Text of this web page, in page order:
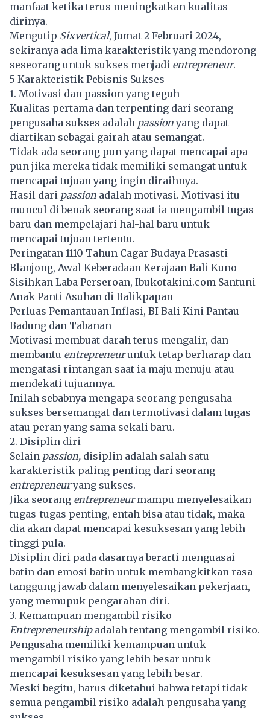
manfaat ketika terus meningkatkan kualitas
dirinya.
Mengutip Sixvertical, Jumat 2 Februari 2024,
sekiranya ada lima karakteristik yang mendorong
seseorang untuk sukses menjadi entrepreneur.
5 Karakteristik Pebisnis Sukses
1. Motivasi dan passion yang teguh
Kualitas pertama dan terpenting dari seorang
pengusaha sukses adalah passionyang dapat
diartikan sebagai gairah atau semangat.
Tidak ada seorang pun yang dapat mencapai apa
pun jika mereka tidak memiliki semangat untuk
mencapai tujuan yang ingin diraihnya.
Hasil dari passion adalah motivasi. Motivasi itu
muncul di benak seorang saat ia mengambil tugas
baru dan mempelajari hal-hal baru untuk
mencapai tujuan tertentu.
Peringatan 1110 Tahun Cagar Budaya Prasasti
Blanjong, Awal Keberadaan Kerajaan Bali Kuno
Sisihkan Laba Perseroan, Ibukotakini.com Santuni
Anak Panti Asuhan di Balikpapan
Perluas Pemantauan Inflasi, BI Bali Kini Pantau
Badung dan Tabanan
Motivasi membuat darah terus mengalir, dan
membantu entrepreneuruntuk tetap berharap dan
mengatasi rintangan saat ia maju menuju atau
mendekati tujuannya.
Inilah sebabnya mengapa seorang pengusaha
sukses bersemangat dan termotivasi dalam tugas
atau peran yang sama sekali baru.
2. Disiplin diri
Selain passion, disiplin adalah salah satu
karakteristik paling penting dari seorang
entrepreneuryang sukses.
Jika seorang entrepreneurmampu menyelesaikan
tugas-tugas penting, entah bisa atau tidak, maka
dia akan dapat mencapai kesuksesan yang lebih
tinggi pula.
Disiplin diri pada dasarnya berarti menguasai
batin dan emosi batin untuk membangkitkan rasa
tanggung jawab dalam menyelesaikan pekerjaan,
yang memupuk pengarahan diri.
3. Kemampuan mengambil risiko
Entrepreneurshipadalah tentang mengambil risiko.
Pengusaha memiliki kemampuan untuk
mengambil risiko yang lebih besar untuk
mencapai kesuksesan yang lebih besar.
Meski begitu, harus diketahui bahwa tetapi tidak
semua pengambil risiko adalah pengusaha yang